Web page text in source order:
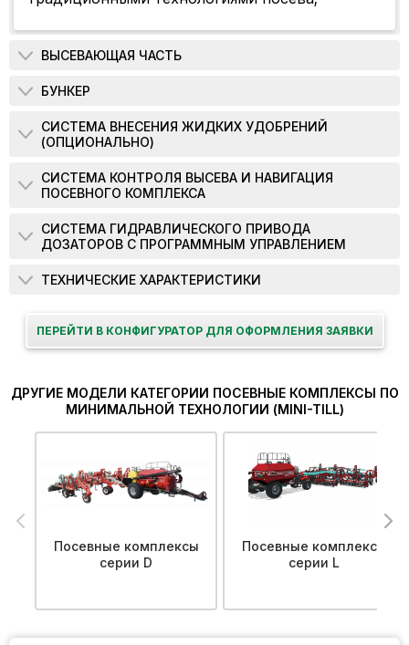
ВЫСЕВАЮЩАЯ ЧАСТЬ
БУНКЕР
СИСТЕМА ВНЕСЕНИЯ ЖИДКИХ УДОБРЕНИЙ
(ОПЦИОНАЛЬНО)
СИСТЕМА КОНТРОЛЯ ВЫСЕВА И НАВИГАЦИЯ
ПОСЕВНОГО КОМПЛЕКСА
СИСТЕМА ГИДРАВЛИЧЕСКОГО ПРИВОДА
ДОЗАТОРОВ С ПРОГРАММНЫМ УПРАВЛЕНИЕМ
ТЕХНИЧЕСКИЕ ХАРАКТЕРИСТИКИ
ПЕРЕЙТИ В КОНФИГУРАТОР ДЛЯ ОФОРМЛЕНИЯ ЗАЯВКИ
ДРУГИЕ МОДЕЛИ КАТЕГОРИИ ПОСЕВНЫЕ КОМПЛЕКСЫ ПО
МИНИМАЛЬНОЙ ТЕХНОЛОГИИ (MINI-TILL)
Посевные комплексы
серии D
Посевные комплексы
серии L